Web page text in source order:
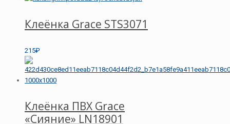
Клеёнка Grace STS3071
215₽
Клеёнка ПВХ Grace
«Сияние» LN18901